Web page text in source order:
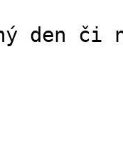
den či